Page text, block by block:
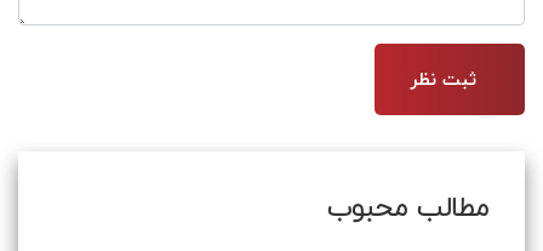
مطالب محبوب